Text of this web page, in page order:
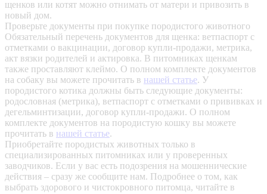
щенков или котят можно отнимать от матери и привозить в
новый дом.
Проверьте документы при покупке породистого животного
Обязательный перечень документов для щенка: ветпаспорт с
отметками о вакцинации, договор купли-продажи, метрика,
акт вязки родителей и актировка. В питомниках щенкам
также проставляют клеймо. О полном комплекте документов
на собаку вы можете прочитать в нашей статье. У
породистого котика должны быть следующие документы:
родословная (метрика), ветпаспорт с отметками о прививках и
дегельминтизации, договор купли-продажи. О полном
комплекте документов на породистую кошку вы можете
прочитать в нашей статье.
Приобретайте породистых животных только в
специализированных питомниках или у проверенных
заводчиков. Если у вас есть подозрения на мошеннические
действия – сразу же сообщите нам. Подробнее о том, как
выбрать здорового и чистокровного питомца, читайте в